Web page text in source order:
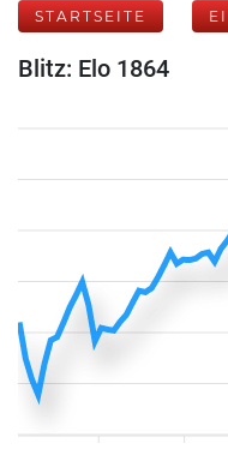
STARTSEITE
Blitz: Elo 1864